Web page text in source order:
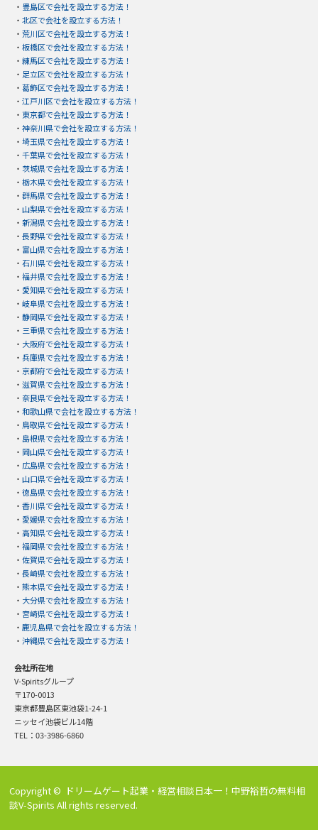
・ 豊島区で会社を設立する方法！
・ 北区で会社を設立する方法！
・ 荒川区で会社を設立する方法！
・ 板橋区で会社を設立する方法！
・ 練馬区で会社を設立する方法！
・ 足立区で会社を設立する方法！
・ 葛飾区で会社を設立する方法！
・ 江戸川区で会社を設立する方法！
・ 東京都で会社を設立する方法！
・ 神奈川県で会社を設立する方法！
・ 埼玉県で会社を設立する方法！
・ 千葉県で会社を設立する方法！
・ 茨城県で会社を設立する方法！
・ 栃木県で会社を設立する方法！
・ 群馬県で会社を設立する方法！
・ 山梨県で会社を設立する方法！
・ 新潟県で会社を設立する方法！
・ 長野県で会社を設立する方法！
・ 富山県で会社を設立する方法！
・ 石川県で会社を設立する方法！
・ 福井県で会社を設立する方法！
・ 愛知県で会社を設立する方法！
・ 岐阜県で会社を設立する方法！
・ 静岡県で会社を設立する方法！
・ 三重県で会社を設立する方法！
・ 大阪府で会社を設立する方法！
・ 兵庫県で会社を設立する方法！
・ 京都府で会社を設立する方法！
・ 滋賀県で会社を設立する方法！
・ 奈良県で会社を設立する方法！
・ 和歌山県で会社を設立する方法！
・ 鳥取県で会社を設立する方法！
・ 島根県で会社を設立する方法！
・ 岡山県で会社を設立する方法！
・ 広島県で会社を設立する方法！
・ 山口県で会社を設立する方法！
・ 徳島県で会社を設立する方法！
・ 香川県で会社を設立する方法！
・ 愛媛県で会社を設立する方法！
・ 高知県で会社を設立する方法！
・ 福岡県で会社を設立する方法！
・ 佐賀県で会社を設立する方法！
・ 長崎県で会社を設立する方法！
・ 熊本県で会社を設立する方法！
・ 大分県で会社を設立する方法！
・ 宮崎県で会社を設立する方法！
・ 鹿児島県で会社を設立する方法！
・ 沖縄県で会社を設立する方法！
会社所在地
V-Spiritsグループ
〒170-0013
東京都豊島区東池袋1-24-1
ニッセイ池袋ビル14階
TEL：03-3986-6860
Copyright © ドリームゲート起業・経営相談日本一！中野裕哲の無料相
談V-Spirits All rights reserved.